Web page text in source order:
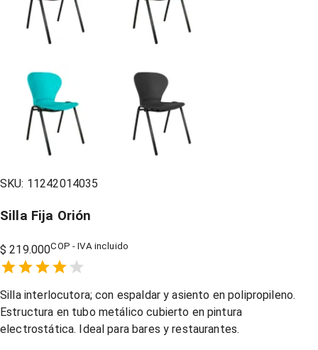
SKU: 11242014035
Silla Fija Orión
$ 219.000COP - IVA incluido
1 Star,
2 Stars,
3 Stars,
4 Stars,
5 Stars,
Silla interlocutora; con espaldar y asiento en polipropileno.
Estructura en tubo metálico cubierto en pintura
electrostática. Ideal para bares y restaurantes.